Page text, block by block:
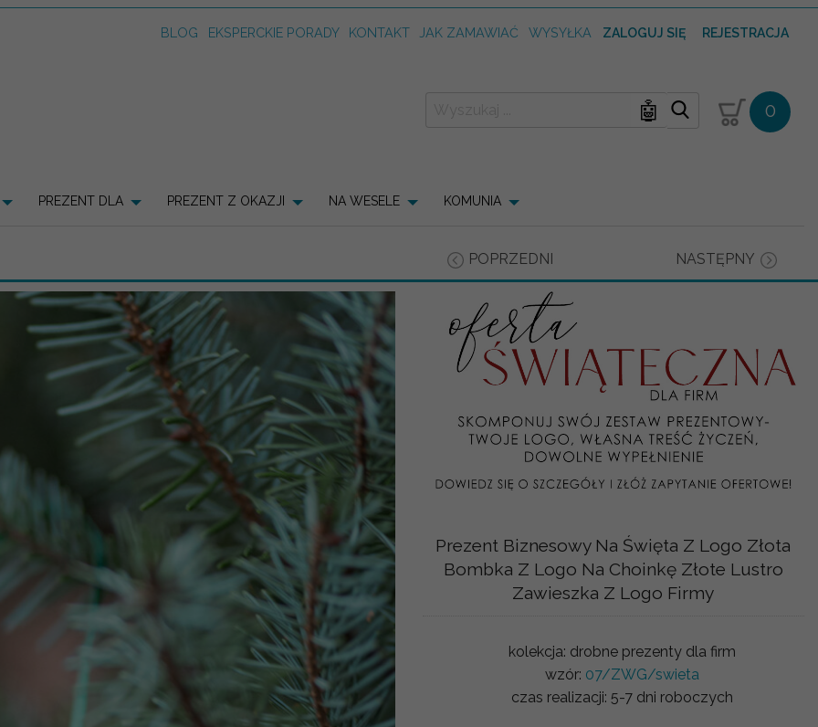
BLOG EKSPERCKIE PORADY KONTAKT JAK ZAMAWIAĆ WYSYŁKA ZALOGUJ SIĘ REJESTRACJA
🤖 0
PREZENT DLA PREZENT Z OKAZJI NA WESELE KOMUNIA
POPRZEDNI NASTĘPNY
Prezent Biznesowy Na Święta Z Logo Złota
Bombka Z Logo Na Choinkę Złote Lustro
Zawieszka Z Logo Firmy
kolekcja: drobne prezenty dla firm
wzór: 07/ZWG/swieta
czas realizacji:5-7 dni roboczych